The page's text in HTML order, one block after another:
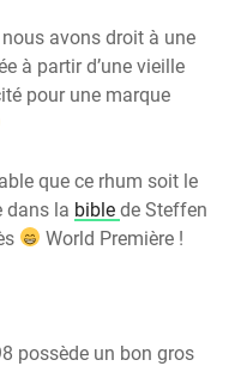
avons droit à une
à partir d’une vieille
pour une marque
que ce rhum soit le
dans la bible de Steffen
World Première !
possède un bon gros